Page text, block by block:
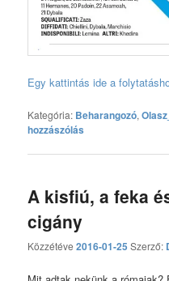
Egy kattintás ide a
Kategória: Beharangozó,
hozzászólás
A kisfiú, a feka
cigány
Közzétéve2016-01-25 Szerző: